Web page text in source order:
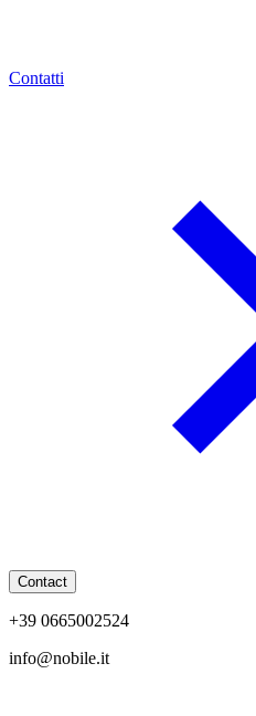
Contatti
Contact
+39 0665002524
info@nobile.it